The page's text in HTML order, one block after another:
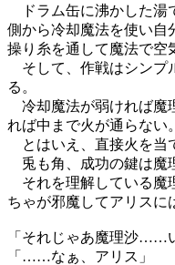
ドラム缶に沸かした湯
側から冷却魔法を使い自
操り糸を通して魔法で空
そして、作戦はシンプ
る。
冷却魔法が弱ければ魔
れば中まで火が通らない。
とはいえ、直接火を当
兎も角、成功の鍵は魔
それを理解している魔
ちゃが邪魔してアリスに
「それじゃあ魔理沙……
「……なぁ、アリス」